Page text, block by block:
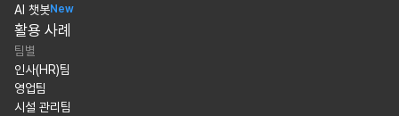
AI 챗봇New
활용 사례
팀별
인사(HR)팀
영업팀
시설 관리팀